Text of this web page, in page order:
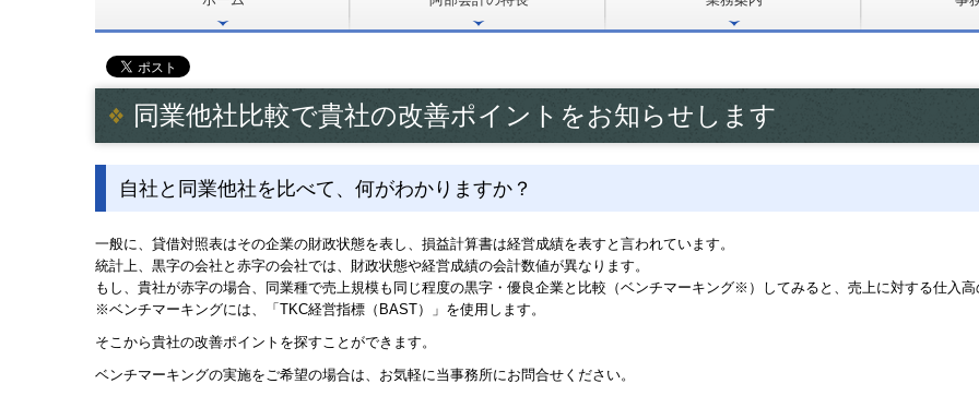
同業他社比較で貴社の改善ポイントをお知らせします
自社と同業他社を比べて、何がわかりますか？
一般に、貸借対照表はその企業の財政状態を表し、損益計算書は経営成績を表すと言われています。
統計上、黒字の会社と赤字の会社では、財政状態や経営成績の会計数値が異なります。
もし、貴社が赤字の場合、同業種で売上規模も同じ程度の黒字・優良企業と比較（ベンチマーキング※）してみると、売上に対する仕入
※ベンチマーキングには、「TKC経営指標（BAST）」を使用します。
そこから貴社の改善ポイントを探すことができます。
ベンチマーキングの実施をご希望の場合は、お気軽に当事務所にお問合せください。